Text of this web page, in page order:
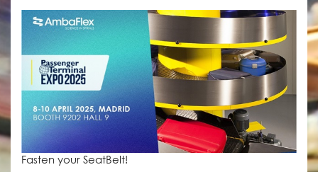
Fasten your SeatBelt!